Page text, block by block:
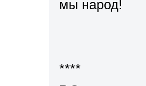
мы народ!
****